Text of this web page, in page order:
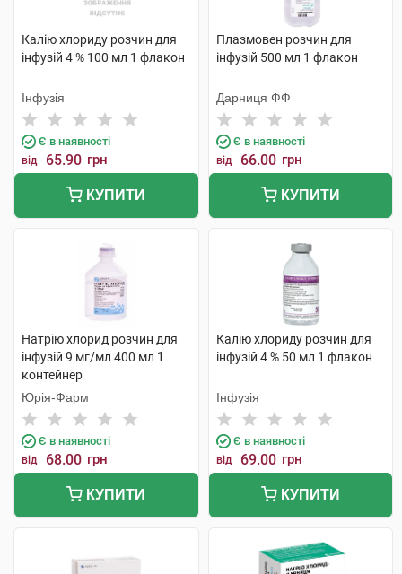
Калію хлориду розчин для
інфузій 4 % 100 мл 1 флакон
Інфузія
Є в наявності
від 65.90 грн
КУПИТИ
Плазмовен розчин для
інфузій 500 мл 1 флакон
Дарниця ФФ
Є в наявності
від 66.00 грн
КУПИТИ
Натрію хлорид розчин для
інфузій 9 мг/мл 400 мл 1
контейнер
Юрія-Фарм
Є в наявності
від 68.00 грн
КУПИТИ
Калію хлориду розчин для
інфузій 4 % 50 мл 1 флакон
Інфузія
Є в наявності
від 69.00 грн
КУПИТИ